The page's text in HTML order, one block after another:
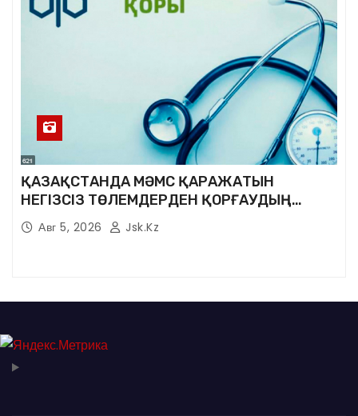
ҚАЗАҚСТАНДА МӘМС ҚАРАЖАТЫН
НЕГІЗСІЗ ТӨЛЕМДЕРДЕН ҚОРҒАУДЫҢ
ЖАҢА ЖҮЙЕСІ ҚҰРЫЛУДА
Авг 5, 2026 Jsk.kz